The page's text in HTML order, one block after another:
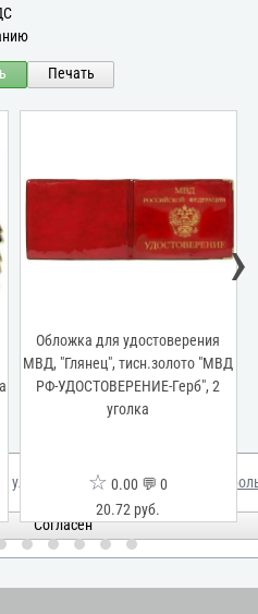
Печать
Обложка для удостоверения
МВД, "Глянец", тисн.золото "МВД
РФ-УДОСТОВЕРЕНИЕ-Герб", 2
уголка
☆ 0.00 💬 0
20.72 руб.
›
улучшения вашего опыта. Узнать
Согласен